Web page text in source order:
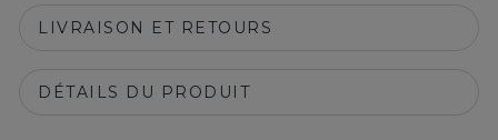
LIVRAISON ET RETOURS
DÉTAILS DU PRODUIT